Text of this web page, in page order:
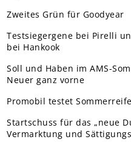
Zweites Grün für Goodyear
Testsiegergene bei Pirelli
bei Hankook
Soll und Haben im AMS-
Neuer ganz vorne
Promobil testet
Startschuss für das „neue
Vermarktung und